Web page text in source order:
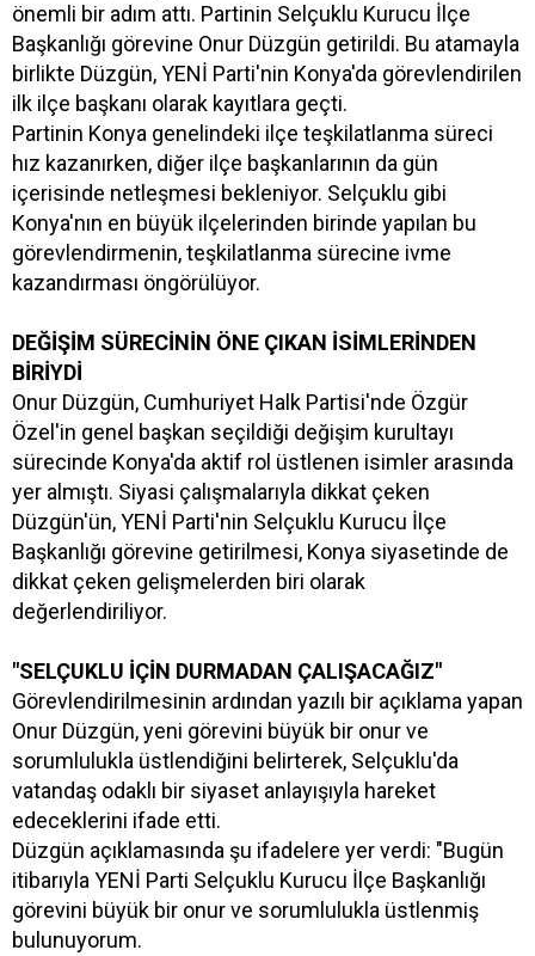
önemli bir adım attı. Partinin Selçuklu Kurucu İlçe
Başkanlığı görevine Onur Düzgün getirildi. Bu atamayla
birlikte Düzgün, YENİ Parti'nin Konya'da görevlendirilen
ilk ilçe başkanı olarak kayıtlara geçti.
Partinin Konya genelindeki ilçe teşkilatlanma süreci
hız kazanırken, diğer ilçe başkanlarının da gün
içerisinde netleşmesi bekleniyor. Selçuklu gibi
Konya'nın en büyük ilçelerinden birinde yapılan bu
görevlendirmenin, teşkilatlanma sürecine ivme
kazandırması öngörülüyor.
DEĞİŞİM SÜRECİNİN ÖNE ÇIKAN İSİMLERİNDEN
BİRİYDİ
Onur Düzgün, Cumhuriyet Halk Partisi'nde Özgür
Özel'in genel başkan seçildiği değişim kurultayı
sürecinde Konya'da aktif rol üstlenen isimler arasında
yer almıştı. Siyasi çalışmalarıyla dikkat çeken
Düzgün'ün, YENİ Parti'nin Selçuklu Kurucu İlçe
Başkanlığı görevine getirilmesi, Konya siyasetinde de
dikkat çeken gelişmelerden biri olarak
değerlendiriliyor.
"SELÇUKLU İÇİN DURMADAN ÇALIŞACAĞIZ"
Görevlendirilmesinin ardından yazılı bir açıklama yapan
Onur Düzgün, yeni görevini büyük bir onur ve
sorumlulukla üstlendiğini belirterek, Selçuklu'da
vatandaş odaklı bir siyaset anlayışıyla hareket
edeceklerini ifade etti.
Düzgün açıklamasında şu ifadelere yer verdi: "Bugün
itibarıyla YENİ Parti Selçuklu Kurucu İlçe Başkanlığı
görevini büyük bir onur ve sorumlulukla üstlenmiş
bulunuyorum.